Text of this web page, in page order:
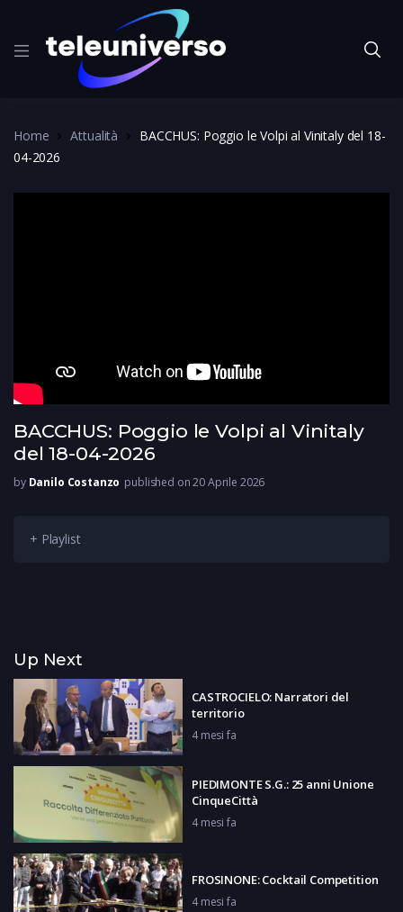
Home Attualità
BACCHUS: Poggio le Volpi al Vinitaly del 18-
04-2026
BACCHUS: Poggio le Volpi al Vinitaly
del 18-04-2026
by Danilo Costanzo published on 20 Aprile 2026
+ Playlist
Up Next
CASTROCIELO: Narratori del
territorio
4 mesi fa
PIEDIMONTE S.G.: 25 anni Unione
CinqueCittà
4 mesi fa
FROSINONE: Cocktail Competition
4 mesi fa